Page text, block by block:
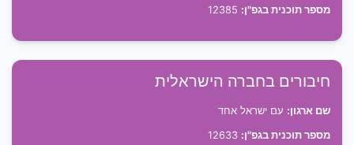
מספר תוכנית בגפ"ן:
חיבורים בחברה הישראלית
שם ארגון: עם ישראל אחד
מספר תוכנית בגפ"ן: